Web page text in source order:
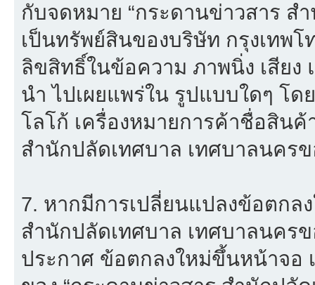
กับจดหมาย “กระดานข่าวสาร ส
เป็นทรัพย์สินของบริษัท กรุงเทพ
ลิขสิทธิ์ในข้อความ ภาพนิ่ง เสีย
นำ ไปเผยแพร่ใน รูปแบบใดๆ โ
โลโก้ เครื่องหมายการค้าชื่อสินค้
สำนักปลัดเทศบาล เทศบาลนคร
7. หากมีการเปลี่ยนแปลงข้อตกล
สำนักปลัดเทศบาล เทศบาลนคร
ประกาศ ข้อตกลงใหม่ขึ้นหน้าจอ